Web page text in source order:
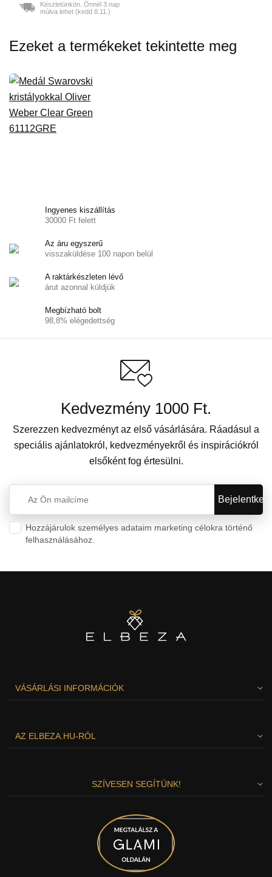
Készletünkön. Önnél 3 nap
múlva lehet (kedd 8.11.)
Ezeket a termékeket tekintette meg
Ingyenes kiszállítás
30000 Ft felett
Az áru egyszerű
visszaküldése 100 napon belül
A raktárkészleten lévő
árut azonnal küldjük
Megbízható bolt
98,8% elégedettség
Kedvezmény 1000 Ft.
Szerezzen kedvezményt az első vásárlására. Ráadásul a
speciális ajánlatokról, kedvezményekről és inspirációkról
elsőként fog értesülni.
Hozzájárulok személyes adataim marketing célokra történő
felhasználásához.
VÁSÁRLÁSI INFORMÁCIÓK
AZ ELBEZA.HU-RÓL
SZÍVESEN SEGÍTÜNK!
Tiszteletben tarjuk az Ön személyes